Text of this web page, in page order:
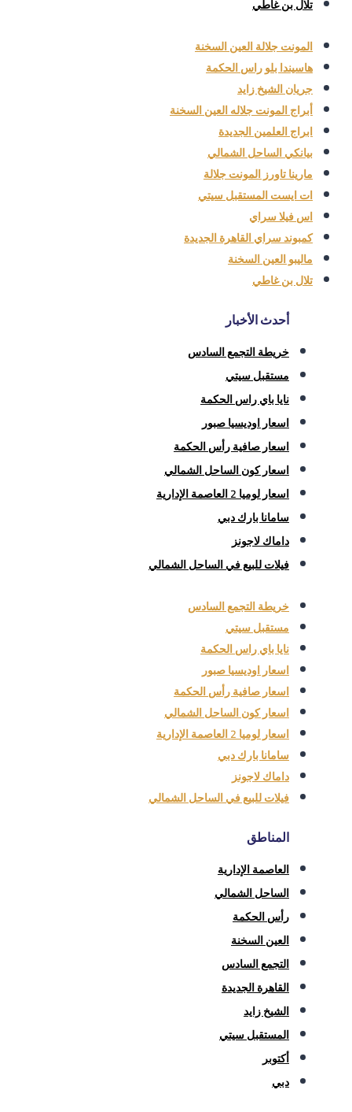
تلال بن غاطي
المونت جلالة العين السخنة
هاسيندا بلو راس الحكمة
جريان الشيخ زايد
أبراج المونت جلاله العين السخنة
ابراج العلمين الجديدة
بيانكي الساحل الشمالي
مارينا تاورز المونت جلالة
ات ايست المستقبل سيتي
اس فيلا سراي
كمبوند سراي القاهرة الجديدة
ماليبو العين السخنة
تلال بن غاطي
أحدث الأخبار
خريطة التجمع السادس
مستقبل سيتي
نايا باي راس الحكمة
اسعار اوديسيا صبور
اسعار صافية رأس الحكمة
اسعار كون الساحل الشمالي
اسعار لوميا 2 العاصمة الإدارية
سامانا بارك دبي
داماك لاجونز
فيلات للبيع في الساحل الشمالي
خريطة التجمع السادس
مستقبل سيتي
نايا باي راس الحكمة
اسعار اوديسيا صبور
اسعار صافية رأس الحكمة
اسعار كون الساحل الشمالي
اسعار لوميا 2 العاصمة الإدارية
سامانا بارك دبي
داماك لاجونز
فيلات للبيع في الساحل الشمالي
المناطق
العاصمة الإدارية
الساحل الشمالي
رأس الحكمة
العين السخنة
التجمع السادس
القاهرة الجديدة
الشيخ زايد
المستقبل سيتي
أكتوبر
دبي